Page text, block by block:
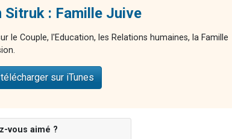
Sitruk : Famille Juive
le Couple, l'Education, les Relations humaines, la Famille
télécharger sur iTunes
vous aimé ?